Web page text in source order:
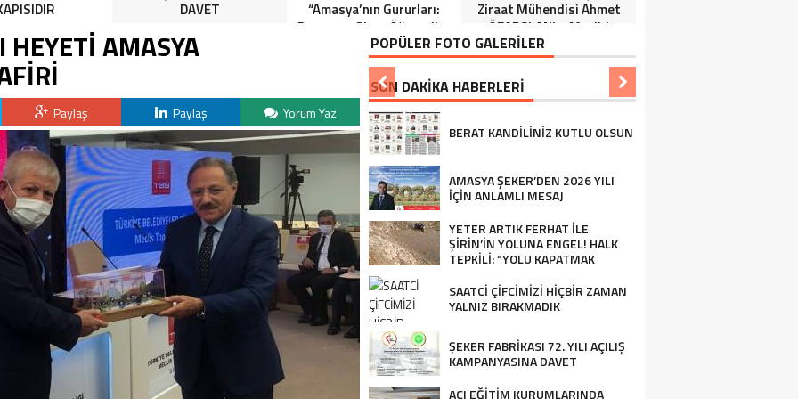
DAVET
“Amasya’nın Gururları:
Dereceye Giren Öğrenciler
İçin Anlamlı Tören”
Ziraat Mühendisi Ahmet
ÖZARSLAN’ın Mevlid
Kandili Mesajı
HEYETİ AMASYA
Paylaş Paylaş Yorum Yaz
POPÜLER FOTO GALERİLER
SON DAKİKA HABERLERİ
BERAT KANDİLİNİZ KUTLU OLSUN
AMASYA ŞEKER’DEN 2026 YILI
İÇİN ANLAMLI MESAJ
YETER ARTIK FERHAT İLE
ŞİRİN’İN YOLUNA ENGEL! HALK
TEPKİLİ: “YOLU KAPATMAK
SAATCİ ÇİFCİMİZİ HİÇBİR ZAMAN
YALNIZ BIRAKMADIK
ŞEKER FABRİKASI 72. YILI AÇILIŞ
KAMPANYASINA DAVET
AÇI EĞİTİM KURUMLARINDA